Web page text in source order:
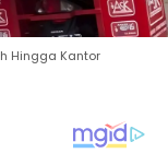
Hingga Kantor